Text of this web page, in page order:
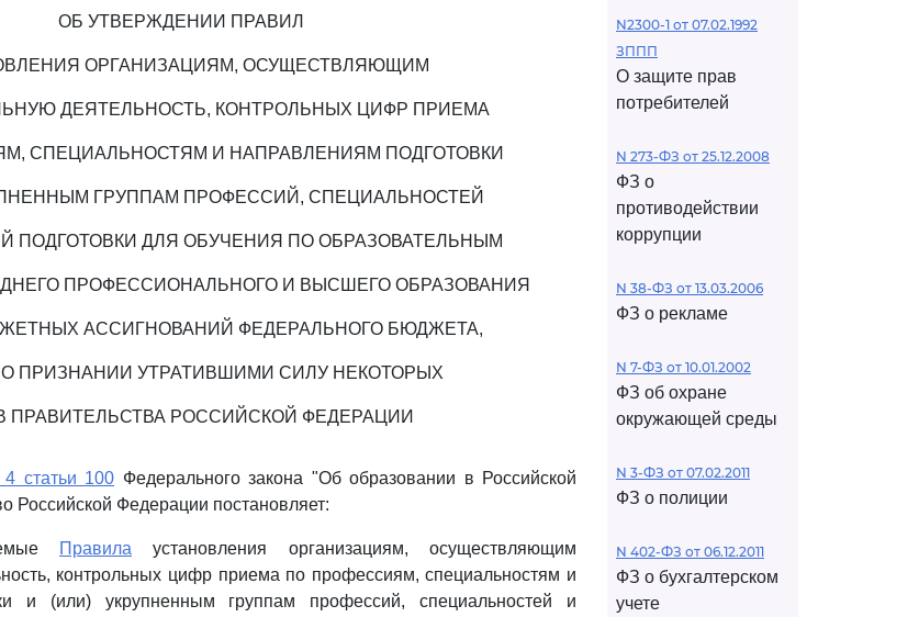
ОБ УТВЕРЖДЕНИИ ПРАВИЛ
ОРГАНИЗАЦИЯМ, ОСУЩЕСТВЛЯЮЩИМ
ДЕЯТЕЛЬНОСТЬ, КОНТРОЛЬНЫХ ЦИФР ПРИЕМА
СПЕЦИАЛЬНОСТЯМ И НАПРАВЛЕНИЯМ ПОДГОТОВКИ
ГРУППАМ ПРОФЕССИЙ, СПЕЦИАЛЬНОСТЕЙ
ПОДГОТОВКИ ДЛЯ ОБУЧЕНИЯ ПО ОБРАЗОВАТЕЛЬНЫМ
ПРОФЕССИОНАЛЬНОГО И ВЫСШЕГО ОБРАЗОВАНИЯ
АССИГНОВАНИЙ ФЕДЕРАЛЬНОГО БЮДЖЕТА,
О ПРИЗНАНИИ УТРАТИВШИМИ СИЛУ НЕКОТОРЫХ
ПРАВИТЕЛЬСТВА РОССИЙСКОЙ ФЕДЕРАЦИИ
4 статьи 100 Федерального закона "Об образовании в Российской
Российской Федерации постановляет:
Правила установления организациям, осуществляющим
контрольных цифр приема по профессиям, специальностям и
и (или) укрупненным группам профессий, специальностей и
N2300-1 от 07.02.1992
ЗППП
О защите прав
потребителей
N 273-ФЗ от 25.12.2008
ФЗ о
противодействии
коррупции
N 38-ФЗ от 13.03.2006
ФЗ о рекламе
N 7-ФЗ от 10.01.2002
ФЗ об охране
окружающей среды
N 3-ФЗ от 07.02.2011
ФЗ о полиции
N 402-ФЗ от 06.12.2011
ФЗ о бухгалтерском
учете